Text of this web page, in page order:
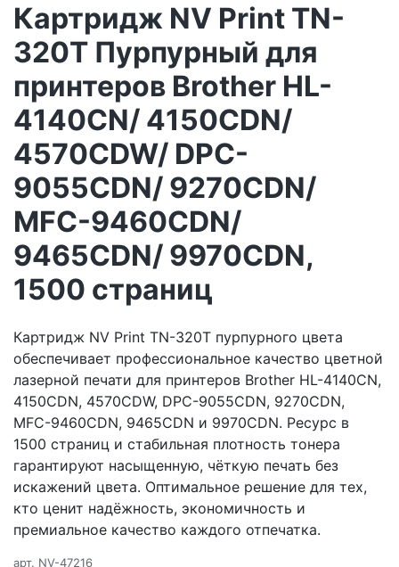
Картридж NV Print TN-
320T Пурпурный для
принтеров Brother HL-
4140CN/ 4150CDN/
4570CDW/ DPC-
9055CDN/ 9270CDN/
MFC-9460CDN/
9465CDN/ 9970CDN,
1500 страниц
Картридж NV Print TN-320T пурпурного цвета
обеспечивает профессиональное качество цветной
лазерной печати для принтеров Brother HL-4140CN,
4150CDN, 4570CDW, DPC-9055CDN, 9270CDN,
MFC-9460CDN, 9465CDN и 9970CDN. Ресурс в
1500 страниц и стабильная плотность тонера
гарантируют насыщенную, чёткую печать без
искажений цвета. Оптимальное решение для тех,
кто ценит надёжность, экономичность и
премиальное качество каждого отпечатка.
арт. NV-47216